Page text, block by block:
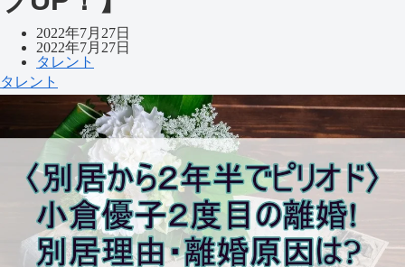
2022年7月27日
2022年7月27日
タレント
タレント